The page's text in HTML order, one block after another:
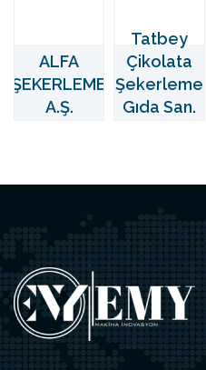
ALFA
ŞEKERLEME
A.Ş.
Tatbey
Çikolata
Şekerleme
Gıda San.